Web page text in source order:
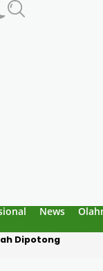
News
Dipotong